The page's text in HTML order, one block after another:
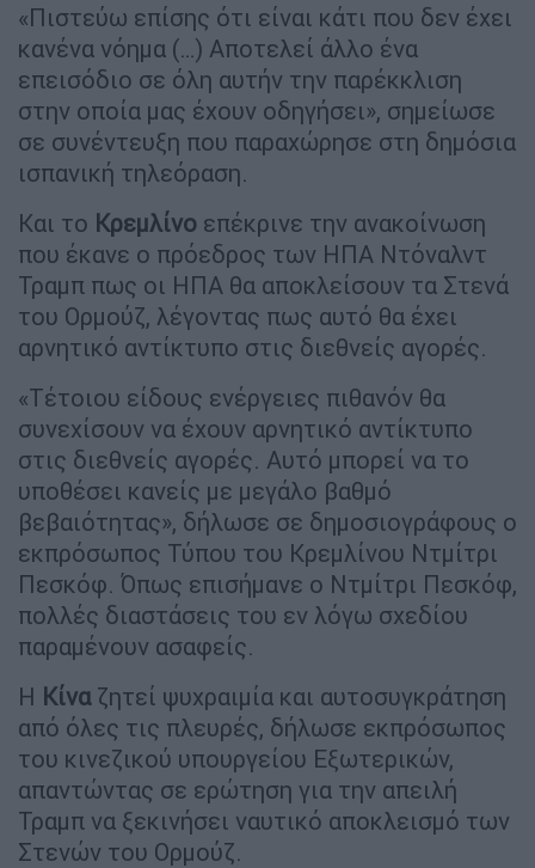
«Πιστεύω επίσης ότι είναι κάτι που δεν έχει
κανένα νόημα (…) Αποτελεί άλλο ένα
επεισόδιο σε όλη αυτήν την παρέκκλιση
στην οποία μας έχουν οδηγήσει», σημείωσε
σε συνέντευξη που παραχώρησε στη δημόσια
ισπανική τηλεόραση.
Και το Κρεμλίνο επέκρινε την ανακοίνωση
που έκανε ο πρόεδρος των ΗΠΑ Ντόναλντ
Τραμπ πως οι ΗΠΑ θα αποκλείσουν τα Στενά
του Ορμούζ, λέγοντας πως αυτό θα έχει
αρνητικό αντίκτυπο στις διεθνείς αγορές.
«Τέτοιου είδους ενέργειες πιθανόν θα
συνεχίσουν να έχουν αρνητικό αντίκτυπο
στις διεθνείς αγορές. Αυτό μπορεί να το
υποθέσει κανείς με μεγάλο βαθμό
βεβαιότητας», δήλωσε σε δημοσιογράφους ο
εκπρόσωπος Τύπου του Κρεμλίνου Ντμίτρι
Πεσκόφ. Όπως επισήμανε ο Ντμίτρι Πεσκόφ,
πολλές διαστάσεις του εν λόγω σχεδίου
παραμένουν ασαφείς.
Η Κίναζητεί ψυχραιμία και αυτοσυγκράτηση
από όλες τις πλευρές, δήλωσε εκπρόσωπος
του κινεζικού υπουργείου Εξωτερικών,
απαντώντας σε ερώτηση για την απειλή
Τραμπ να ξεκινήσει ναυτικό αποκλεισμό των
Στενών του Ορμούζ.